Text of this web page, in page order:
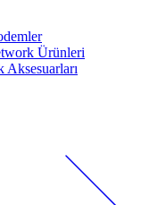
Ürünleri
Aksesuarları